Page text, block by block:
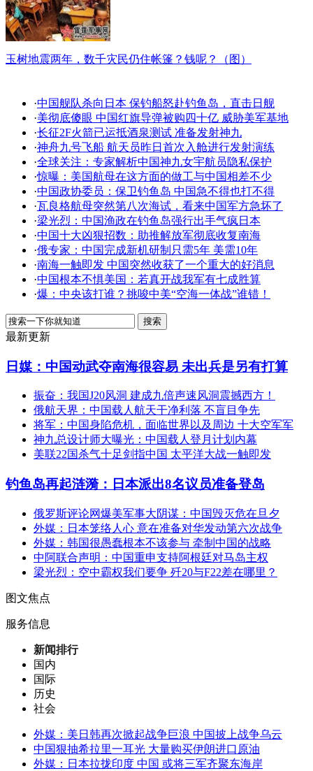
玉树地震两年，数千灾民仍住帐篷？钱呢？（图）
·中国舰队杀向日本 保钓船怒赴钓鱼岛，直击日舰
·美彻底傻眼 中国红旗导弹被购四十亿 威胁美军基地
·长征2F火箭已运抵酒泉测试 准备发射神九
·神舟九号飞船 航天员昨日首次入舱进行发射演练
·全球关注：专家解析中国神九女宇航员隐私保护
·惊曝：美国航母在这方面的做工与中国相差不少
·中国政协委员：保卫钓鱼岛 中国急不得也打不得
·瓦良格航母突然第八次海试，看来中国军方急坏了
·梁光烈：中国渔政在钓鱼岛强行出手气疯日本
·中国十大凶狠招数：助推解放军彻底收复南海
·俄专家：中国完成新机研制只需5年 美需10年
·南海一触即发 中国突然收获了一个重大的好消息
·中国根本不惧美国：若真开战我军有七成胜算
·爆：中央该打谁？挑唆中美“空海一体战”谁错！
最新更新
日媒：中国动武夺南海很容易 未出兵是另有打算
振奋：我国J20风洞 建成九倍声速风洞震撼西方！
俄航天界：中国载人航天干净利落 不盲目争先
将军：中国身陷危机，面临世界以及周边 十大空军军
神九总设计师大曝光：中国载人登月计划内幕
美联22国杀气十足剑指中国 太平洋大战一触即发
钓鱼岛再起涟漪：日本派出8名议员准备登岛
俄罗斯评论网爆美军事大阴谋：中国毁灭危在旦夕
外媒：日本笼络人心 意在准备对华发动第六次战争
外媒：韩国很愚蠢根本不该参与 牵制中国的战略
中阿联合声明：中国重申支持阿根廷对马岛主权
梁光烈：空中霸权我们要争 歼20与F22差在哪里？
图文焦点
服务信息
新闻排行
国内
国际
历史
社会
外媒：美日韩再次掀起战争巨浪 中国披上战争乌云
中国狠抽希拉里一耳光 大量购买伊朗进口原油
外媒：日本拉拢印度 中国 或将三军齐聚东海岸